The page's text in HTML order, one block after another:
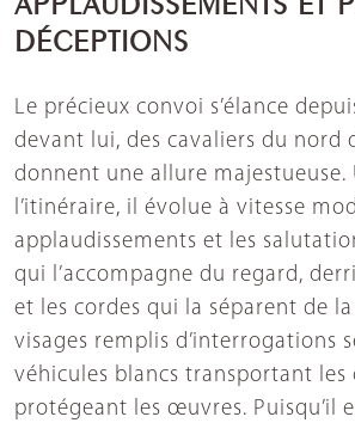
DÉCEPTIONS
Le précieux convoi s’élance
devant lui, des cavaliers du nord
donnent une allure majestueuse.
l’itinéraire, il évolue à vitesse
applaudissements et les
qui l’accompagne du regard,
et les cordes qui la séparent de
visages remplis d’interrogations
véhicules blancs transportant les
protégeant les œuvres. Puisqu’il